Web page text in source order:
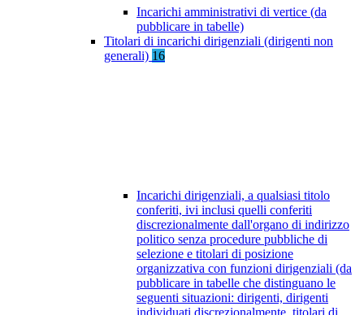
Incarichi amministrativi di vertice (da
pubblicare in tabelle)
Titolari di incarichi dirigenziali (dirigenti non
generali) 16
Incarichi dirigenziali, a qualsiasi titolo
conferiti, ivi inclusi quelli conferiti
discrezionalmente dall'organo di indirizzo
politico senza procedure pubbliche di
selezione e titolari di posizione
organizzativa con funzioni dirigenziali (da
pubblicare in tabelle che distinguano le
seguenti situazioni: dirigenti, dirigenti